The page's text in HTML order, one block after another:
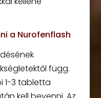
a Nurofenflash
függ.
1-3 tabletta